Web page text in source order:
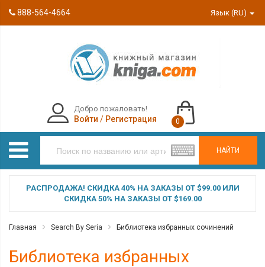
888-564-4664 Язык (RU)
НАЙТИ
Добро пожаловать!
Войти / Регистрация 0
РАСПРОДАЖА! СКИДКА 40% НА ЗАКАЗЫ ОТ $99.00 ИЛИ
СКИДКА 50% НА ЗАКАЗЫ ОТ $169.00
Главная Search By Seria Библиотека избранных сочинений
Библиотека избранных